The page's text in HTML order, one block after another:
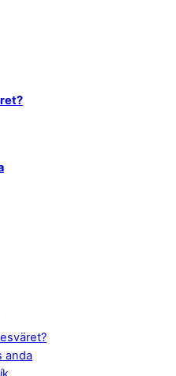
anda